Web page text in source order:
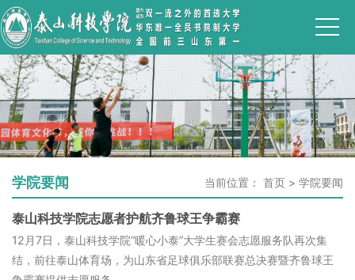
学院要闻 当前位置： 首页 > 学院要闻
泰山科技学院志愿者护航齐鲁球王争霸赛
12月7日，泰山科技学院“暖心小泰”大学生赛会志愿服务队再次集
结，前往泰山体育场，为山东省足球俱乐部联赛总决赛暨齐鲁球王